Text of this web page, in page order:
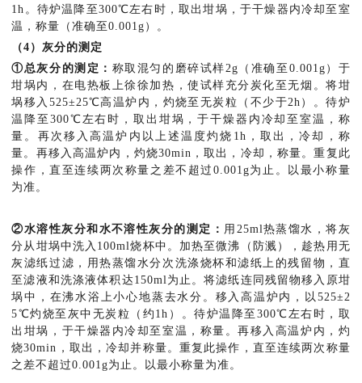
1h。待炉温降至300℃左右时，取出坩埚，于干燥器内冷却至室
温，称量（准确至0.001g）。
（4）灰分的测定
①总灰分的测定： 称取混匀的磨碎试样2g（准确至0.001g）于
坩埚内，在电热板上徐徐加热，使试样充分炭化至无烟。将坩
埚移入525±25℃高温炉内，灼烧至无炭粒（不少于2h）。待炉
温降至300℃左右时，取出坩埚，于干燥器内冷却至室温，称
量。再次移入高温炉内以上述温度灼烧1h，取出，冷却，称
量。再移入高温炉内，灼烧30min，取出，冷却，称量。重复此
操作，直至连续两次称量之差不超过0.001g为止。以最小称量
为准。
②水溶性灰分和水不溶性灰分的测定： 用25ml热蒸馏水，将灰
分从坩埚中洗入100ml烧杯中。加热至微沸（防溅），趁热用无
灰滤纸过滤，用热蒸馏水分次洗涤烧杯和滤纸上的残留物，直
至滤液和洗涤液体积达150ml为止。将滤纸连同残留物移入原坩
埚中，在沸水浴上小心地蒸去水分。移入高温炉内，以525±2
5℃灼烧至灰中无炭粒（约1h）。待炉温降至300℃左右时，取
出坩埚，于干燥器内冷却至室温，称量。再移入高温炉内，灼
烧30min，取出，冷却并称量。重复此操作，直至连续两次称量
之差不超过0.001g为止。以最小称量为准。